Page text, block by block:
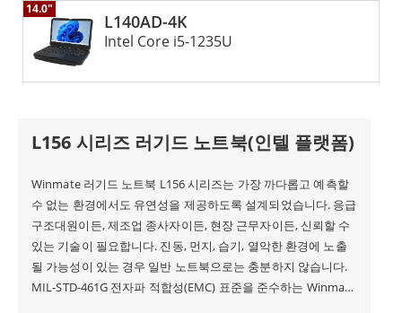
L140AD-4K
14.0"
Intel Core i5-1235U
L156 시리즈 러기드 노트북(인텔 플랫폼)
Winmate 러기드 노트북 L156 시리즈는 가장 까다롭고 예측할
수 없는 환경에서도 유연성을 제공하도록 설계되었습니다. 응급
구조대원이든, 제조업 종사자이든, 현장 근무자이든, 신뢰할 수
있는 기술이 필요합니다. 진동, 먼지, 습기, 열악한 환경에 노출
될 가능성이 있는 경우 일반 노트북으로는 충분하지 않습니다.
MIL-STD-461G 전자파 적합성(EMC) 표준을 준수하는 Winmate